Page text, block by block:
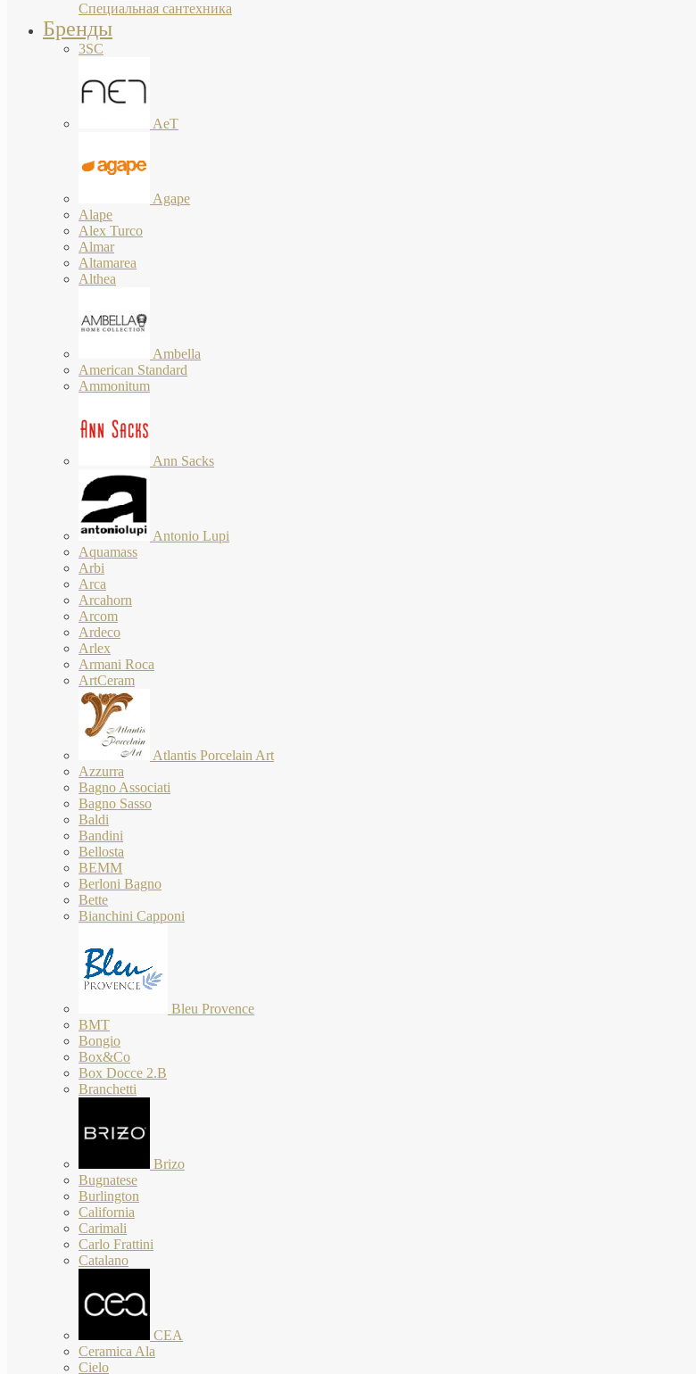
Специальная сантехника
Бренды
3SC
AeT
Agape
Alape
Alex Turco
Almar
Altamarea
Althea
Ambella
American Standard
Ammonitum
Ann Sacks
Antonio Lupi
Aquamass
Arbi
Arca
Arcahorn
Arcom
Ardeco
Arlex
Armani Roca
ArtCeram
Atlantis Porcelain Art
Azzurra
Bagno Associati
Bagno Sasso
Baldi
Bandini
Bellosta
BEMM
Berloni Bagno
Bette
Bianchini Capponi
Bleu Provence
BMT
Bongio
Box&Co
Box Docce 2.B
Branchetti
Brizo
Bugnatese
Burlington
California
Carimali
Carlo Frattini
Catalano
CEA
Ceramica Ala
Cielo